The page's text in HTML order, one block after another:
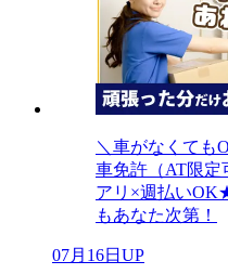
＼車がなくても
車免許（AT限
アリ×週払い
もあなた次第！
07月16日UP